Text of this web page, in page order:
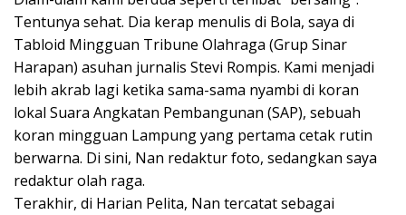
Tentunya sehat. Dia kerap menulis di Bola, saya di
Tabloid Mingguan Tribune Olahraga (Grup Sinar
Harapan) asuhan jurnalis Stevi Rompis. Kami menjadi
lebih akrab lagi ketika sama-sama nyambi di koran
lokal Suara Angkatan Pembangunan (SAP), sebuah
koran mingguan Lampung yang pertama cetak rutin
berwarna. Di sini, Nan redaktur foto, sedangkan saya
redaktur olah raga.
Terakhir, di Harian Pelita, Nan tercatat sebagai